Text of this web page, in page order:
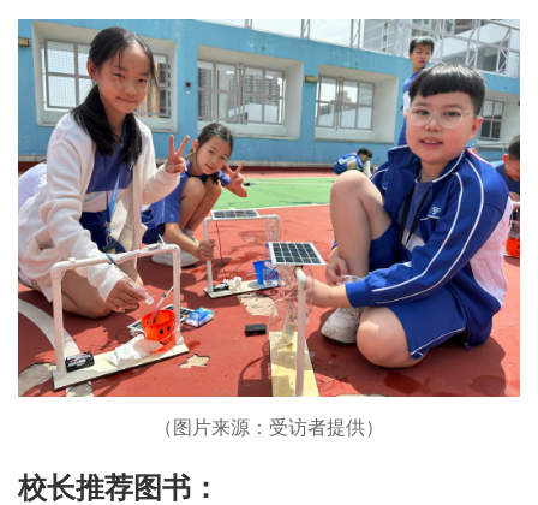
（图片来源：受访者提供）
校长推荐图书：